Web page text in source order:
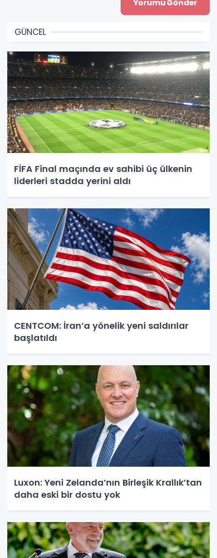
GÜNCEL
FİFA Final maçında ev sahibi üç ülkenin
liderleri stadda yerini aldı
CENTCOM: İran’a yönelik yeni saldırılar
başlatıldı
Luxon: Yeni Zelanda’nın Birleşik Krallık’tan
daha eski bir dostu yok